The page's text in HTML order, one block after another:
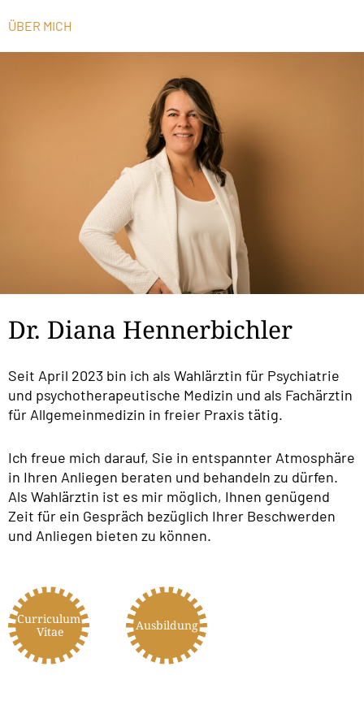
ÜBER MICH
Dr. Diana Hennerbichler
Seit April 2023 bin ich als Wahlärztin für Psychiatrie
und psychotherapeutische Medizin und als Fachärztin
für Allgemeinmedizin in freier Praxis tätig.
Ich freue mich darauf, Sie in entspannter Atmosphäre
in Ihren Anliegen beraten und behandeln zu dürfen.
Als Wahlärztin ist es mir möglich, Ihnen genügend
Zeit für ein Gespräch bezüglich Ihrer Beschwerden
und Anliegen bieten zu können.
Curriculum
Vitae
Ausbildung